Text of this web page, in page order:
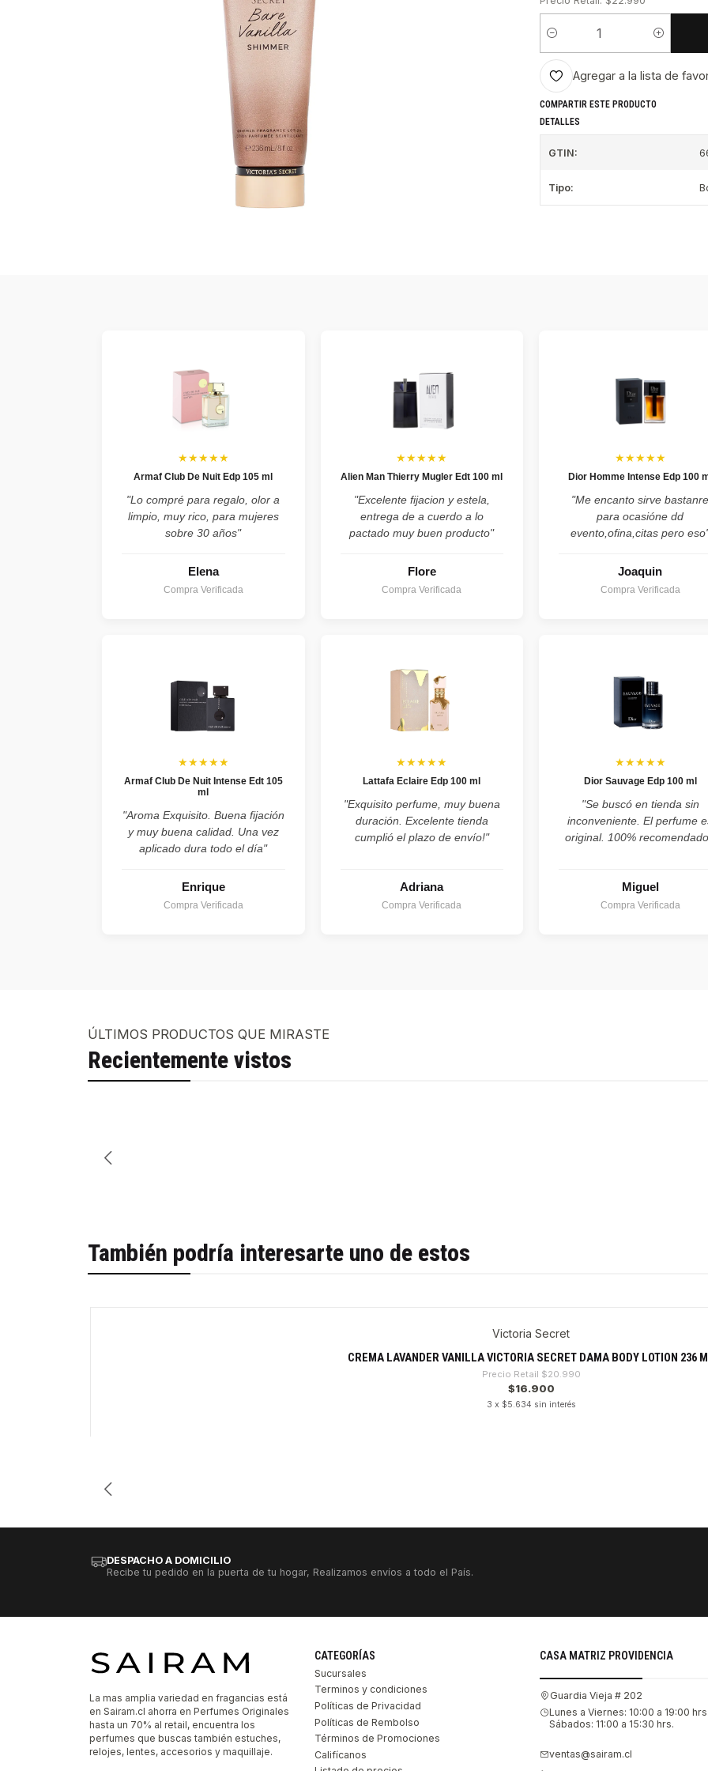
Cantidad
Agregar a la lista de
COMPARTIR ESTE PRODUCTO
DETALLES
GTIN:
Tipo:
★★★★★
Armaf Club De Nuit Edp 105 ml
"Lo compré para regalo, olor a
limpio, muy rico, para mujeres
sobre 30 años"
Elena
Compra Verificada
★★★★★
Alien Man Thierry Mugler Edt 100 ml
"Excelente fijacion y estela,
entrega de a cuerdo a lo
pactado muy buen producto"
Flore
Compra Verificada
★★★★★
Dior Homme Intense Edp 100
"Me encanto sirve bastanre
para ocasióne dd
evento,ofina,citas pero
Joaquin
Compra Verificada
★★★★★
Armaf Club De Nuit Intense Edt 105
ml
"Aroma Exquisito. Buena fijación
y muy buena calidad. Una vez
aplicado dura todo el día"
Enrique
Compra Verificada
★★★★★
Lattafa Eclaire Edp 100 ml
"Exquisito perfume, muy buena
duración. Excelente tienda
cumplió el plazo de envío!"
Adriana
Compra Verificada
★★★★★
Dior Sauvage Edp 100 ml
"Se buscó en tienda sin
inconveniente. El perfume
original. 100%
Miguel
Compra Verificada
ÚLTIMOS PRODUCTOS QUE MIRASTE
Recientemente vistos
También podría interesarte uno de estos
Victoria Secret
CREMA LAVANDER VANILLA VICTORIA SECRET DAMA BODY LOTION 236
Precio Retail $20.990
$16.900
3 x $5.634 sin interés
DESPACHO A DOMICILIO
Recibe tu pedido en la puerta de tu hogar, Realizamos envíos a todo el País.
La mas amplia variedad en fragancias está
en Sairam.cl ahorra en Perfumes Originales
hasta un 70% al retail, encuentra los
perfumes que buscas también estuches,
relojes, lentes, accesorios y maquillaje.
CATEGORÍAS
Sucursales
Terminos y condiciones
Políticas de Privacidad
Políticas de Rembolso
Términos de Promociones
Califícanos
CASA MATRIZ PROVIDENCIA
Guardia Vieja # 202
Lunes a Viernes: 10:00 a 19:00 hrs.
Sábados: 11:00 a 15:30 hrs.
ventas@sairam.cl